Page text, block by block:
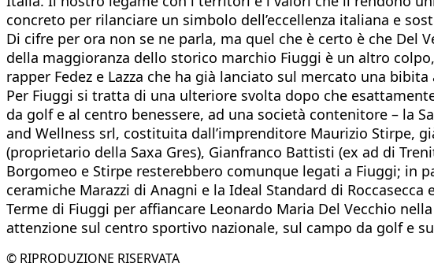
concreto per rilanciare un simbolo dell’eccellenza italiana e
Di cifre per ora non se ne parla, ma quel che è certo è che Del
della maggioranza dello storico marchio Fiuggi è un altro
rapper Fedez e Lazza che ha già lanciato sul mercato una
Per Fiuggi si tratta di una ulteriore svolta dopo che
da golf e al centro benessere, ad una società contenitore – la
and Wellness srl, costituita dall’imprenditore Maurizio Stirpe,
(proprietario della Saxa Gres), Gianfranco Battisti (ex ad di
Borgomeo e Stirpe resterebbero comunque legati a Fiuggi; in
ceramiche Marazzi di Anagni e la Ideal Standard di
Terme di Fiuggi per affiancare Leonardo Maria Del Vecchio
attenzione sul centro sportivo nazionale, sul campo da golf e
© RIPRODUZIONE RISERVATA